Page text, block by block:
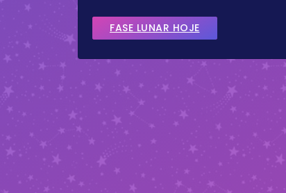
FASE LUNAR HOJE